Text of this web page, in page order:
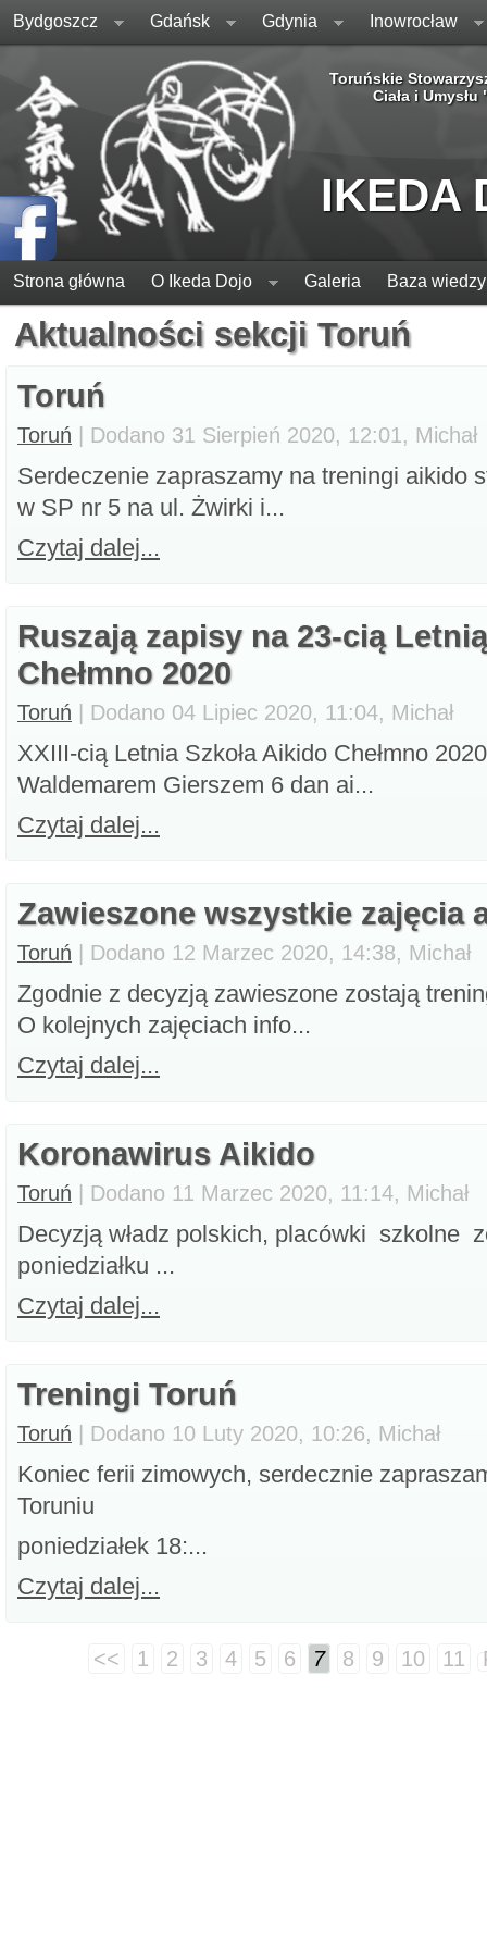
Bydgoszcz Gdańsk Gdynia Inowrocław
Toruńskie
Ciała i Umysłu
IKEDA
Strona główna O Ikeda Dojo Galeria Baza wiedzy
Aktualności sekcji Toruń
Toruń
Toruń | Dodano 31 Sierpień 2020, 12:01, Michał
Serdeczenie zapraszamy na treningi aikido
w SP nr 5 na ul. Żwirki i...
Czytaj dalej...
Ruszają zapisy na 23-cią
Chełmno 2020
Toruń | Dodano 04 Lipiec 2020, 11:04, Michał
XXIII-cią Letnia Szkoła Aikido Chełmno
Waldemarem Gierszem 6 dan ai...
Czytaj dalej...
Zawieszone wszystkie zajęcia
Toruń | Dodano 12 Marzec 2020, 14:38, Michał
Zgodnie z decyzją zawieszone zostają
O kolejnych zajęciach info...
Czytaj dalej...
Koronawirus Aikido
Toruń | Dodano 11 Marzec 2020, 11:14, Michał
Decyzją władz polskich, placówki szkolne
poniedziałku ...
Czytaj dalej...
Treningi Toruń
Toruń | Dodano 10 Luty 2020, 10:26, Michał
Koniec ferii zimowych, serdecznie
Toruniu
poniedziałek 18:...
Czytaj dalej...
<< 1 2 3 4 5 6 7 8 9 10 11